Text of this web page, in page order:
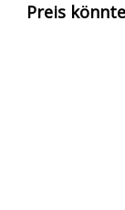
Preis